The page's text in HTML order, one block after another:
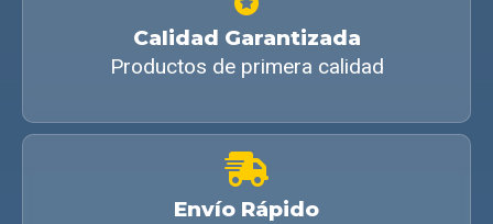
Calidad Garantizada
Productos de primera calidad
Envío Rápido